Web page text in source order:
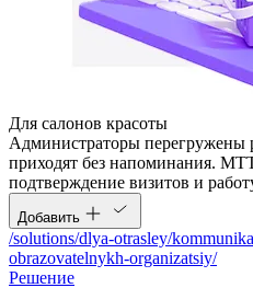
Для салонов красоты
Администраторы перегружены
приходят без напоминания.
подтверждение визитов и
Добавить
/solutions/dlya-otrasley/
obrazovatelnykh-organizatsiy/
Решение